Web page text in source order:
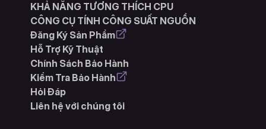
KHẢ NĂNG TƯƠNG THÍCH CPU
CÔNG CỤ TÍNH CÔNG SUẤT NGUỒN
Đăng Ký Sản Phẩm
Hỗ Trợ Kỹ Thuật
Chính Sách Bảo Hành
Kiểm Tra Bảo Hành
Hỏi Đáp
Liên hệ với chúng tôi